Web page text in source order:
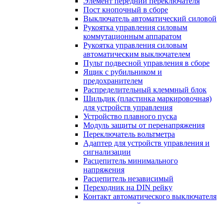
Пост кнопочный в сборе
Выключатель автоматический силовой
Рукоятка управления силовым
коммутационным аппаратом
Рукоятка управления силовым
автоматическим выключателем
Пульт подвесной управления в сборе
Ящик с рубильником и
предохранителем
Распределительный клеммный блок
Шильдик (пластинка маркировочная)
для устройств управления
Устройство плавного пуска
Модуль защиты от перенапряжения
Переключатель вольтметра
Адаптер для устройств управления и
сигнализации
Расцепитель минимального
напряжения
Расцепитель независимый
Переходник на DIN рейку
Контакт автоматического выключателя